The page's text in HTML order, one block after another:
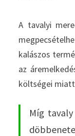
A tavalyi
kalászos
az
költségei
Míg